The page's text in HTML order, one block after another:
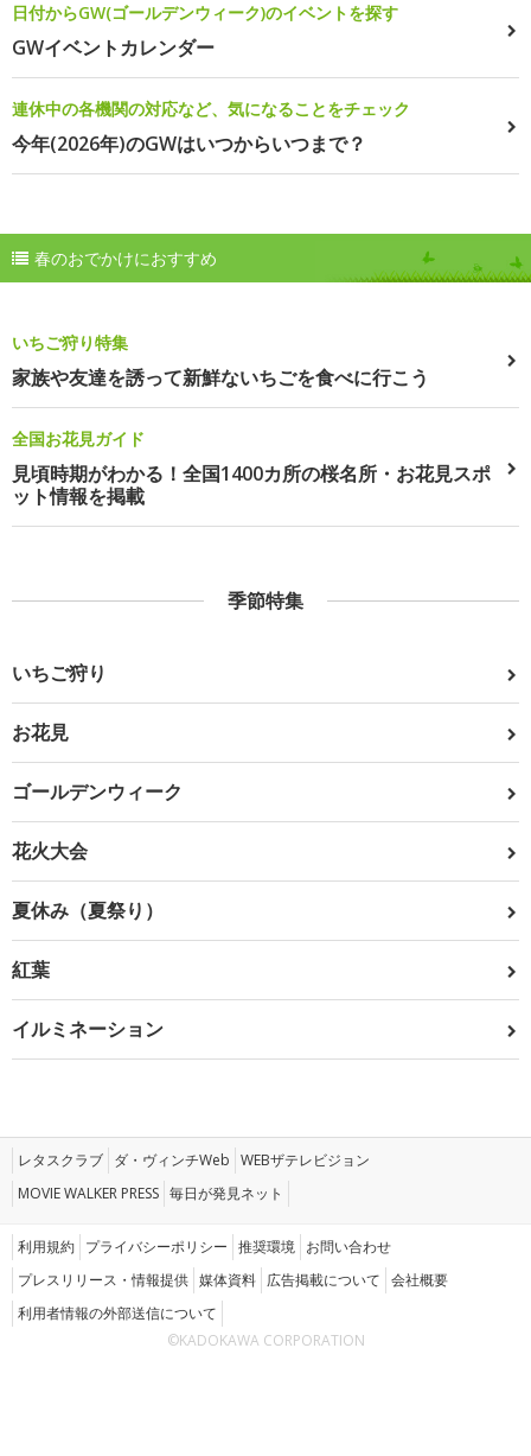
日付からGW(ゴールデンウィーク)のイベントを探す
GWイベントカレンダー
連休中の各機関の対応など、気になることをチェック
今年(2026年)のGWはいつからいつまで？
春のおでかけにおすすめ
いちご狩り特集
家族や友達を誘って新鮮ないちごを食べに行こう
全国お花見ガイド
見頃時期がわかる！全国1400カ所の桜名所・お花見スポ
ット情報を掲載
季節特集
いちご狩り
お花見
ゴールデンウィーク
花火大会
夏休み（夏祭り）
紅葉
イルミネーション
レタスクラブ ダ・ヴィンチWeb WEBザテレビジョン
MOVIE WALKER PRESS 毎日が発見ネット
利用規約 プライバシーポリシー 推奨環境 お問い合わせ
プレスリリース・情報提供 媒体資料 広告掲載について 会社概要
利用者情報の外部送信について
©KADOKAWA CORPORATION